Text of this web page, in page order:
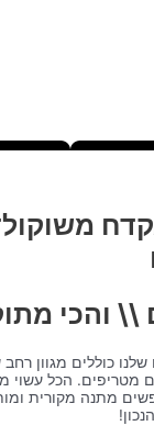
\\ והכי
כוללים מגוון רחב
מטריפים. הכל עשוי
מתנה מקורית